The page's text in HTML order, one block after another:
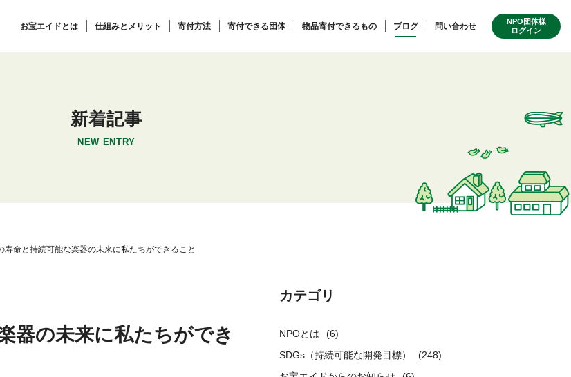
お宝エイドとは 仕組みとメリット 寄付方法 寄付できる団体 物品寄付できるもの ブログ 問い合わせ
NPO団体様
ログイン
新着記事
NEW ENTRY
寿命と持続可能な楽器の未来に私たちができること
器の未来に私たちができ
カテゴリ
NPOとは
(6)
SDGs（持続可能な開発目標）
(248)